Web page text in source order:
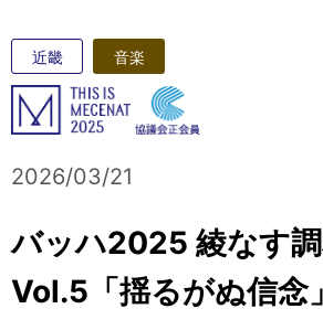
近畿 音楽
2026/03/21
バッハ2025 綾なす
Vol.5「揺るがぬ信念」